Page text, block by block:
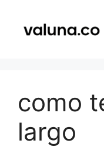
contenido
como
largo